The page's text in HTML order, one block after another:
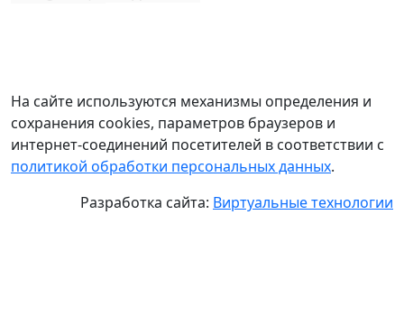
На сайте используются механизмы определения и
сохранения cookies, параметров браузеров и
интернет-соединений посетителей в соответствии с
политикой обработки персональных данных.
Разработка сайта: Виртуальные технологии